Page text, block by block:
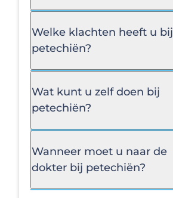
Welke klachten heeft u bij
petechiën?
Wat kunt u zelf doen bij
petechiën?
Wanneer moet u naar de
dokter bij petechiën?